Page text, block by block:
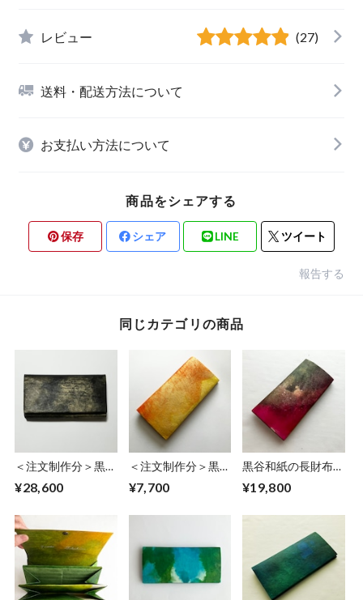
レビュー (27)
送料・配送方法について
お支払い方法について
商品をシェアする
保存 シェア LINE ツイート
報告する
同じカテゴリの商品
＜注文制作分＞黒谷
曜】
¥28,600
＜注文制作分＞黒谷
金】No.5
¥7,700
黒谷和紙の長財布
¥19,800